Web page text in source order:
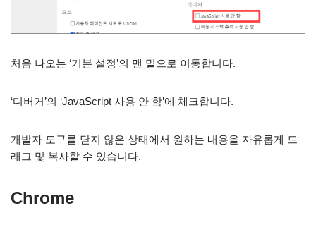
처음 나오는 ‘기본 설정’의 맨 밑으로 이동합니다.
‘디버거’의 ‘JavaScript 사용 안 함’에 체크합니다.
개발자 도구를 닫지 않은 상태에서 원하는 내용을 자유롭게 드
래그 및 복사할 수 있습니다.
Chrome